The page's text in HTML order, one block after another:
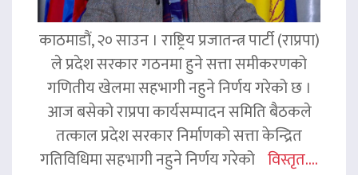
काठमाडौं, २० साउन । राष्ट्रिय प्रजातन्त्र पार्टी (राप्रपा)
ले प्रदेश सरकार गठनमा हुने सत्ता समीकरणको
गणितीय खेलमा सहभागी नहुने निर्णय गरेको छ ।
आज बसेको राप्रपा कार्यसम्पादन समिति बैठकले
तत्काल प्रदेश सरकार निर्माणको सत्ता केन्द्रित
गतिविधिमा सहभागी नहुने निर्णय गरेको विस्तृत....